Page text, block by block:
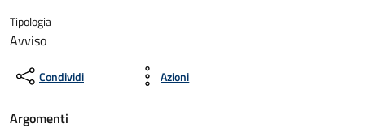
Tipologia
Avviso
Condividi Azioni
Argomenti